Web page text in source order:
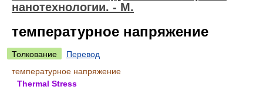
нанотехнологии. - М.
температурное напряжение
Толкование
Перевод
температурное напряжение
Thermal Stress